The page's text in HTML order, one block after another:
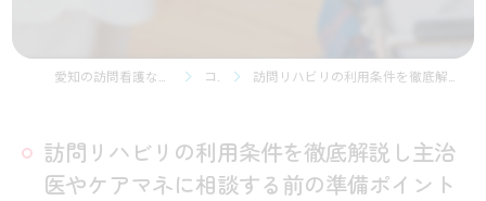
コラム 訪問リハビリの利用条件を徹底解説し主治医やケアマネに相談する前の準備ポイント
訪問リハビリの利用条件を徹底解説し主治
医やケアマネに相談する前の準備ポイント